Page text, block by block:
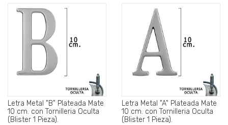
Letra Metal "B" Plateada Mate
10 cm. con Tornilleria Oculta
(Blister 1 Pieza).
Letra Metal "A" Plateada Mate
10 cm. con Tornilleria Oculta
(Blister 1 Pieza).